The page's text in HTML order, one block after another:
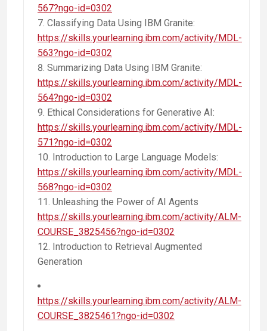
567?ngo-id=0302
Classifying Data Using IBM Granite:
https://skills.yourlearning.ibm.com/activity/MDL-
563?ngo-id=0302
Summarizing Data Using IBM Granite:
https://skills.yourlearning.ibm.com/activity/MDL-
564?ngo-id=0302
Ethical Considerations for Generative AI:
https://skills.yourlearning.ibm.com/activity/MDL-
571?ngo-id=0302
Introduction to Large Language Models:
https://skills.yourlearning.ibm.com/activity/MDL-
568?ngo-id=0302
Unleashing the Power of AI Agents
https://skills.yourlearning.ibm.com/activity/ALM-
COURSE_3825456?ngo-id=0302
Introduction to Retrieval Augmented
Generation
https://skills.yourlearning.ibm.com/activity/ALM-
COURSE_3825461?ngo-id=0302